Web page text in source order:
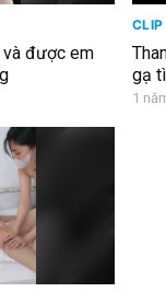
được em
CLIP
gạ
1